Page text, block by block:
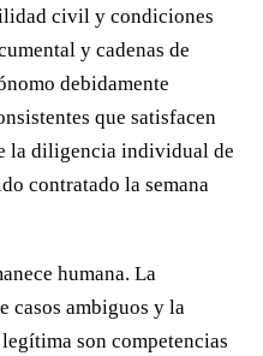
civil y condiciones
y cadenas de
debidamente
que satisfacen
la diligencia individual de
contratado la semana
humana. La
casos ambiguos y la
son competencias